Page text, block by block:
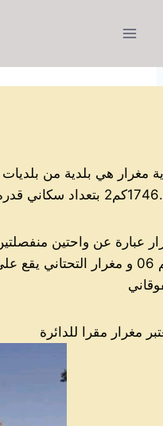
مغرار هي بلدية من بلديات
سكاني قدره 4791نسمة
عبارة عن واحتين